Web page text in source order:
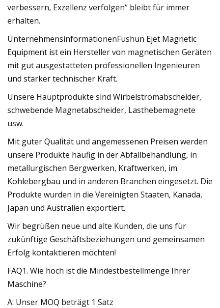
verbessern, Exzellenz verfolgen“ bleibt für immer
erhalten.
UnternehmensinformationenFushun Ejet Magnetic
Equipment ist ein Hersteller von magnetischen Geräten
mit gut ausgestatteten professionellen Ingenieuren
und starker technischer Kraft.
Unsere Hauptprodukte sind Wirbelstromabscheider,
schwebende Magnetabscheider, Lasthebemagnete
usw.
Mit guter Qualität und angemessenen Preisen werden
unsere Produkte häufig in der Abfallbehandlung, in
metallurgischen Bergwerken, Kraftwerken, im
Kohlebergbau und in anderen Branchen eingesetzt. Die
Produkte wurden in die Vereinigten Staaten, Kanada,
Japan und Australien exportiert.
Wir begrüßen neue und alte Kunden, die uns für
zukünftige Geschäftsbeziehungen und gemeinsamen
Erfolg kontaktieren möchten!
FAQ1. Wie hoch ist die Mindestbestellmenge Ihrer
Maschine?
A: Unser MOQ beträgt 1 Satz